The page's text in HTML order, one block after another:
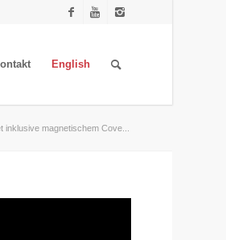
English
inklusive magnetischem Cove...